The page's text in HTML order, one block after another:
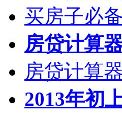
买房子必
房贷计算
房贷计算
2013年初